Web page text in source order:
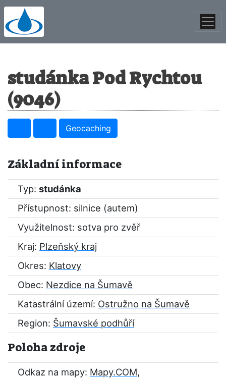
studánka Pod Rychtou
(9046)
Geocaching
Základní informace
Typ: studánka
Přístupnost: silnice (autem)
Využitelnost: sotva pro zvěř
Kraj: Plzeňský kraj
Okres: Klatovy
Obec: Nezdice na Šumavě
Katastrální území: Ostružno na Šumavě
Region: Šumavské podhůří
Poloha zdroje
Odkaz na mapy: Mapy.COM,